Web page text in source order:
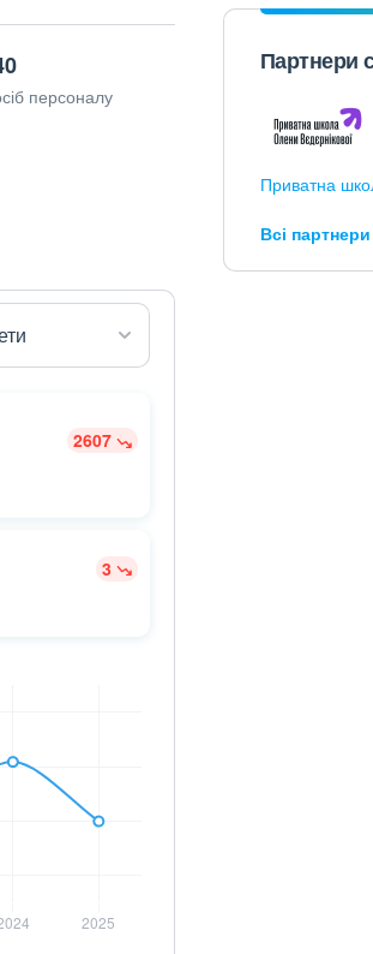
персоналу
2607
3
Партнери
Приватна
Всі партнери